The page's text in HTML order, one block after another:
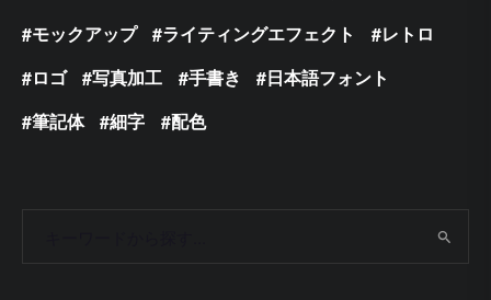
モックアップ
ライティングエフェクト
レトロ
ロゴ
写真加工 手書き
日本語フォント
筆記体
細字 配色